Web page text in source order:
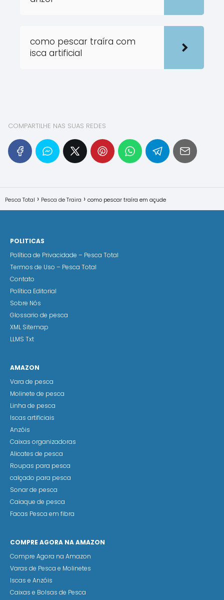
como pescar traíra com
isca artificial
COMPARTILHE NAS SUAS REDES
Pesca Total Pesca de Traira como pescar traíra em açude
POLITICAS
Política de Privacidade – Pesca Total
Termos de Uso – Pesca Total
Contato
Política Editorial
Sobre Nós
Glossario de pesca
XML Sitemap
LLMS Txt
AMAZON
Vara de pesca
Molinete de pesca
Linha de pesca
Iscas artificiais
Anzóis
Caixas organizadoras
Alicates de pesca
Roupas para pesca
calçado para pesca
Sonar de pesca
Caiaque de pesca
Facas Pesca em fibra
COMPRE AGORA NA AMAZON
Compre Agora na Amazon
Varas de Pesca e Molinetes
Iscas e Anzóis
Caixas e Bolsas de Pesca